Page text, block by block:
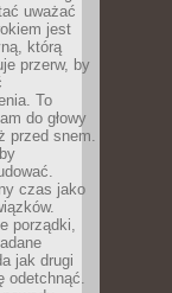
uważać
jest
którą
przerw, by
To
do głowy
przed snem.
czas jako
porządki,
jak drugi
odetchnąć.